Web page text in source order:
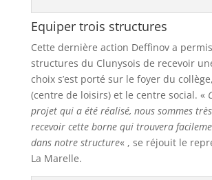
Equiper trois structures
Cette dernière action Deffinov a
structures du Clunysois de recevoir
choix s’est porté sur le foyer du
(centre de loisirs) et le centre social. «
projet qui a été réalisé, nous sommes
recevoir cette borne qui trouvera
dans notre structure« , se réjouit le
La Marelle.